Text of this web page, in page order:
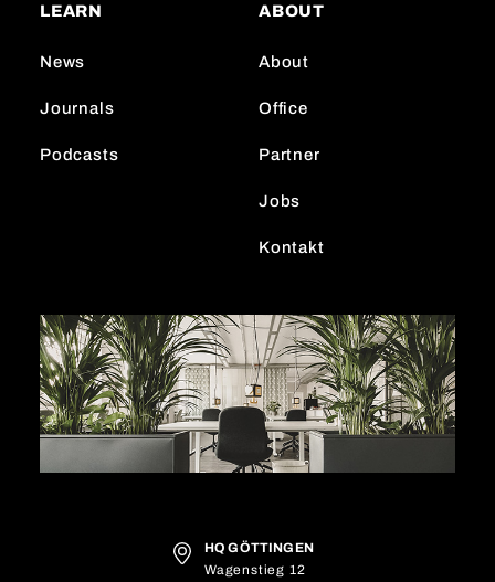
g
a
LEARN
News
Journals
Podcasts
ABOUT
About
Office
Partner
Jobs
Kontakt
HQ GÖTTINGEN
Wagenstieg 12